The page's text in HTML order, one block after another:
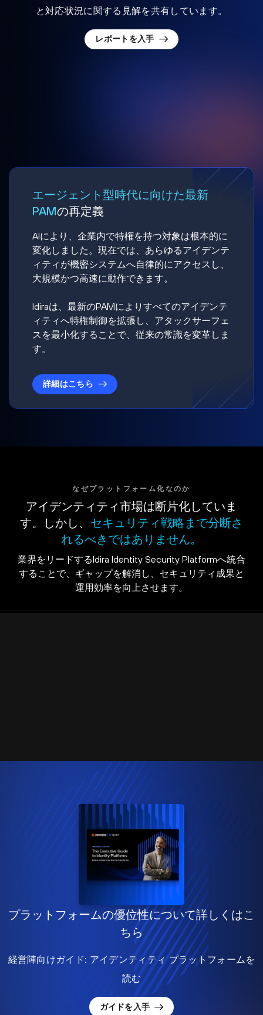
と対応状況に関する見解を共有しています。
レポートを入手
エージェント型時代に向けた最新
PAMの再定義
AIにより、企業内で特権を持つ対象は根本的に
変化しました。現在では、あらゆるアイデンテ
ィティが機密システムへ自律的にアクセスし、
大規模かつ高速に動作できます。
Idiraは、最新のPAMによりすべてのアイデンテ
ィティへ特権制御を拡張し、アタックサーフェ
スを最小化することで、従来の常識を変革しま
す。
詳細はこちら
なぜプラットフォーム化なのか
アイデンティティ市場は断片化していま
す。しかし、 セキュリティ戦略まで分断さ
れるべきではありません。
業界をリードするIdira Identity Security Platformへ統合
することで、ギャップを解消し、セキュリティ成果と
運用効率を向上させます。
プラットフォームの優位性について詳しくはこ
ちら
経営陣向けガイド: アイデンティティ プラットフォームを
読む
ガイドを入手